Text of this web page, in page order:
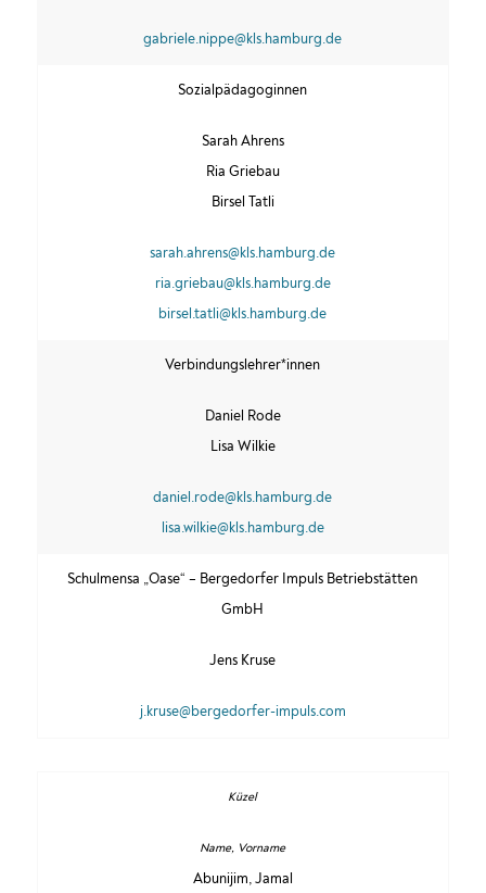
gabriele.nippe@kls.hamburg.de
Sozialpädagoginnen
Sarah Ahrens
Ria Griebau
Birsel Tatli
sarah.ahrens@kls.hamburg.de
ria.griebau@kls.hamburg.de
birsel.tatli@kls.hamburg.de
Verbindungslehrer*innen
Daniel Rode
Lisa Wilkie
daniel.rode@kls.hamburg.de
lisa.wilkie@kls.hamburg.de
Schulmensa „Oase“ – Bergedorfer Impuls Betriebstätten
GmbH
Jens Kruse
j.kruse@bergedorfer-impuls.com
Abunijim, Jamal